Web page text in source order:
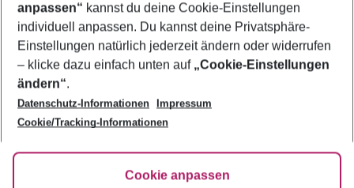
Footer
Footer navigation
Über uns
AGB
Bestpreisgarantie
Cookie-Einstellungen ändern
Cookie-Richtlinie
Agenturbetreuung
Barrierefreies Reisen
FAQ
HanseMerkur Reiseversicherung
Folge uns
anpassen“ kannst du deine Cookie-Einstellungen
individuell anpassen. Du kannst deine Privatsphäre-
Einstellungen natürlich jederzeit ändern oder widerrufen
– klicke dazu einfach unten auf „Cookie-Einstellungen
ändern“.
Datenschutz-Informationen
Impressum
Cookie/Tracking-Informationen
Cookie anpassen